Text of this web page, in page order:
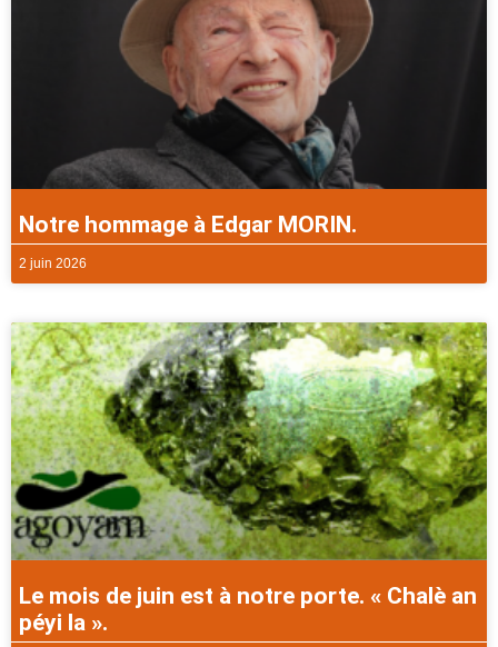
Notre hommage à Edgar MORIN.
2 juin 2026
Le mois de juin est à notre porte. « Chalè an
péyi la ».